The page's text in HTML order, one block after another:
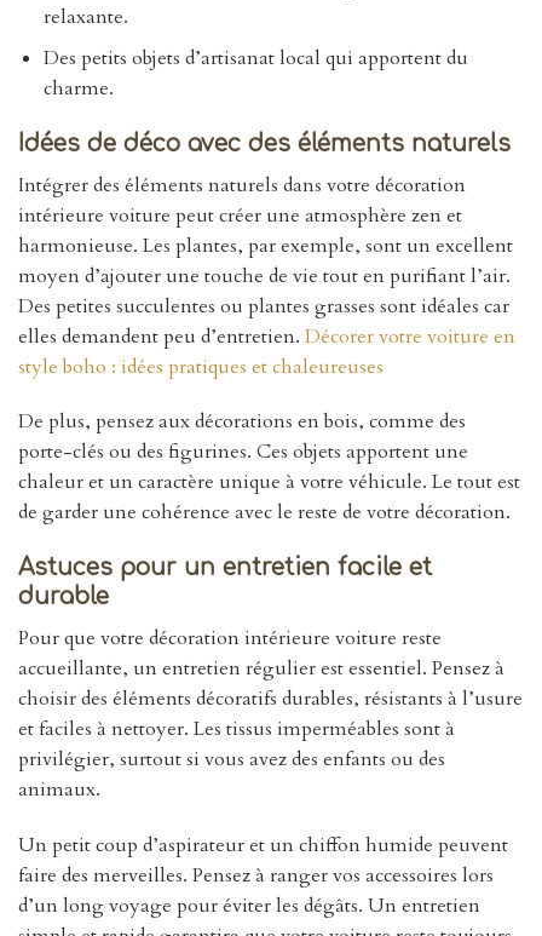
relaxante.
Des petits objets d’artisanat local qui apportent du
charme.
Idées de déco avec des éléments naturels
Intégrer des éléments naturels dans votre décoration
intérieure voiture peut créer une atmosphère zen et
harmonieuse. Les plantes, par exemple, sont un excellent
moyen d’ajouter une touche de vie tout en purifiant l’air.
Des petites succulentes ou plantes grasses sont idéales car
elles demandent peu d’entretien. Décorer votre voiture en
style boho : idées pratiques et chaleureuses
De plus, pensez aux décorations en bois, comme des
porte-clés ou des figurines. Ces objets apportent une
chaleur et un caractère unique à votre véhicule. Le tout est
de garder une cohérence avec le reste de votre décoration.
Astuces pour un entretien facile et
durable
Pour que votre décoration intérieure voiture reste
accueillante, un entretien régulier est essentiel. Pensez à
choisir des éléments décoratifs durables, résistants à l’usure
et faciles à nettoyer. Les tissus imperméables sont à
privilégier, surtout si vous avez des enfants ou des
animaux.
Un petit coup d’aspirateur et un chiffon humide peuvent
faire des merveilles. Pensez à ranger vos accessoires lors
d’un long voyage pour éviter les dégâts. Un entretien